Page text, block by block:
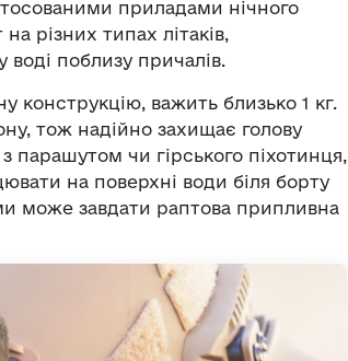
приладами нічного
різних типах літаків,
поблизу причалів.
конструкцію, важить близько 1 кг.
тож надійно захищає голову
парашутом чи гірського піхотинця,
на поверхні води біля борту
може завдати раптова припливна